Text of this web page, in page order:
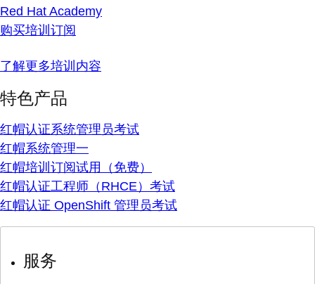
Red Hat Academy
购买培训订阅
了解更多培训内容
特色产品
红帽认证系统管理员考试
红帽系统管理一
红帽培训订阅试用（免费）
红帽认证工程师（RHCE）考试
红帽认证 OpenShift 管理员考试
服务